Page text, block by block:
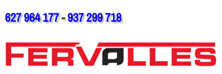
627 964 177-937 299 718